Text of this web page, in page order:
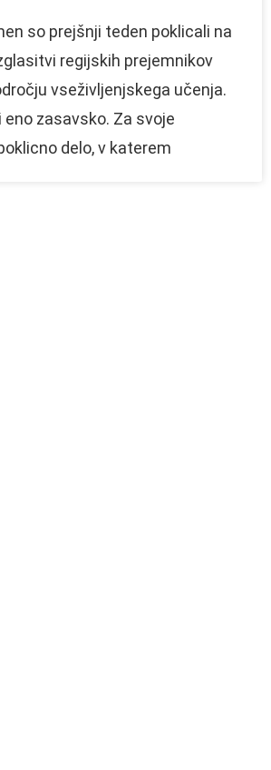
so prejšnji teden poklicali na
regijskih prejemnikov
vseživljenjskega učenja.
zasavsko. Za svoje
delo, v katerem